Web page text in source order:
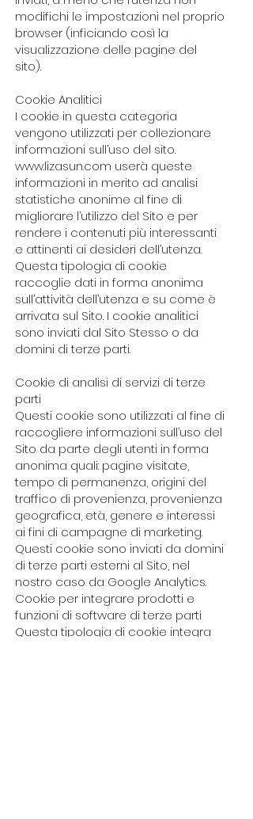
modifichi le impostazioni nel proprio
browser (inficiando così la
visualizzazione delle pagine del
sito).
Cookie Analitici
I cookie in questa categoria
vengono utilizzati per collezionare
informazioni sull’uso del sito.
www.lizasun.com userà queste
informazioni in merito ad analisi
statistiche anonime al fine di
migliorare l’utilizzo del Sito e per
rendere i contenuti più interessanti
e attinenti ai desideri dell’utenza.
Questa tipologia di cookie
raccoglie dati in forma anonima
sull’attività dell’utenza e su come è
arrivata sul Sito. I cookie analitici
sono inviati dal Sito Stesso o da
domini di terze parti.
Cookie di analisi di servizi di terze
parti
Questi cookie sono utilizzati al fine di
raccogliere informazioni sull’uso del
Sito da parte degli utenti in forma
anonima quali: pagine visitate,
tempo di permanenza, origini del
traffico di provenienza, provenienza
geografica, età, genere e interessi
ai fini di campagne di marketing.
Questi cookie sono inviati da domini
di terze parti esterni al Sito, nel
nostro caso da Google Analytics.
Cookie per integrare prodotti e
funzioni di software di terze parti
Questa tipologia di cookie integra